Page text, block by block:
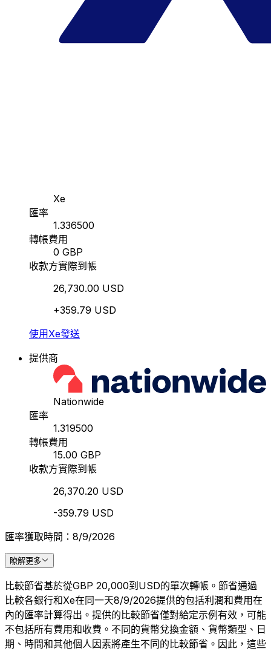
Xe
匯率
1.336500
轉帳費用
0 GBP
收款方實際到帳
26,730.00 USD
+359.79 USD
使用Xe發送
提供商
Nationwide
匯率
1.319500
轉帳費用
15.00 GBP
收款方實際到帳
26,370.20 USD
-359.79 USD
匯率獲取時間：8/9/2026
瞭解更多
比較節省基於從GBP 20,000到USD的單次轉帳。節省通過
比較各銀行和Xe在同一天8/9/2026提供的包括利潤和費用在
內的匯率計算得出。提供的比較節省僅對給定示例有效，可能
不包括所有費用和收費。不同的貨幣兌換金額、貨幣類型、日
期、時間和其他個人因素將產生不同的比較節省。因此，這些